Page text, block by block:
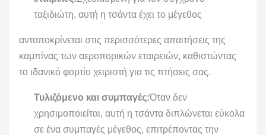
ταξιδιώτη, αυτή η τσάντα έχει το μέγεθος
ανταποκρίνεται στις περισσότερες απαιτήσεις της
καμπίνας των αεροπορικών εταιρειών, καθιστώντας
το ιδανικό φορτίο χειριστή για τις πτήσεις σας.
Τυλιζόμενο και συμπαγές:Όταν δεν
χρησιμοποιείται, αυτή η τσάντα διπλώνεται εύκολα
σε ένα συμπαγές μέγεθος, επιτρέποντας την